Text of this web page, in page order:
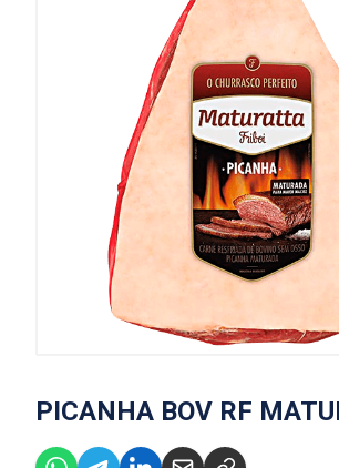
PICANHA BOV RF